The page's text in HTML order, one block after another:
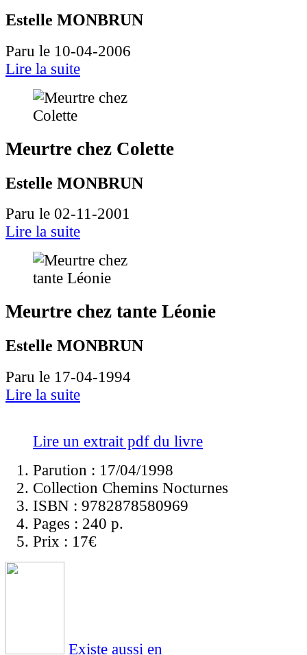
Estelle MONBRUN
Paru le 10-04-2006
Lire la suite
Meurtre chez Colette
Estelle MONBRUN
Paru le 02-11-2001
Lire la suite
Meurtre chez tante Léonie
Estelle MONBRUN
Paru le 17-04-1994
Lire la suite
Lire un extrait pdf du livre
Parution : 17/04/1998
Collection Chemins Nocturnes
ISBN : 9782878580969
Pages : 240 p.
Prix : 17€
Existe aussi en